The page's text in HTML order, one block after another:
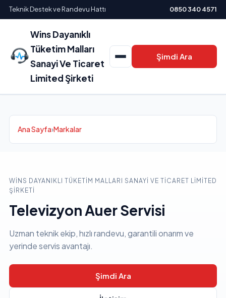
Teknik Destek ve Randevu Hattı 0850 340 4571
Wins Dayanıklı
Tüketim Malları
Sanayi Ve Ticaret
Limited Şirketi
Şimdi Ara
Ana Sayfa›Markalar
WINS DAYANIKLI TÜKETIM MALLARI SANAYI VE TICARET LIMITED
ŞIRKETI
Televizyon Auer Servisi
Uzman teknik ekip, hızlı randevu, garantili onarım ve
yerinde servis avantajı.
Şimdi Ara